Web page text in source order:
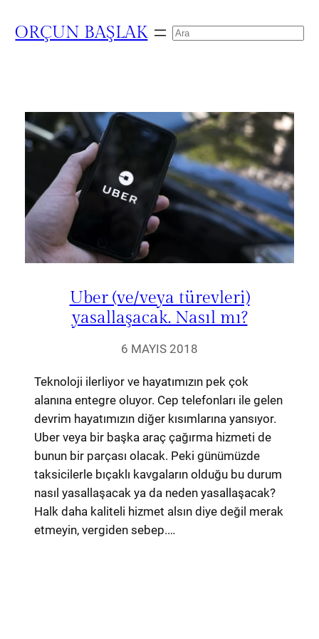
ORÇUN BAŞLAK Search
Uber (ve/veya türevleri)
yasallaşacak. Nasıl mı?
6 MAYIS 2018
Teknoloji ilerliyor ve hayatımızın pek çok
alanına entegre oluyor. Cep telefonları ile gelen
devrim hayatımızın diğer kısımlarına yansıyor.
Uber veya bir başka araç çağırma hizmeti de
bunun bir parçası olacak. Peki günümüzde
taksicilerle bıçaklı kavgaların olduğu bu durum
nasıl yasallaşacak ya da neden yasallaşacak?
Halk daha kaliteli hizmet alsın diye değil merak
etmeyin, vergiden sebep.…